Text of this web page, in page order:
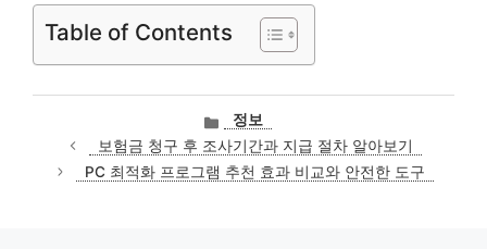
Table of Contents
카
테
고
리
정보
보험금 청구 후 조사기간과 지급 절차 알아보기
PC 최적화 프로그램 추천 효과 비교와 안전한 도구